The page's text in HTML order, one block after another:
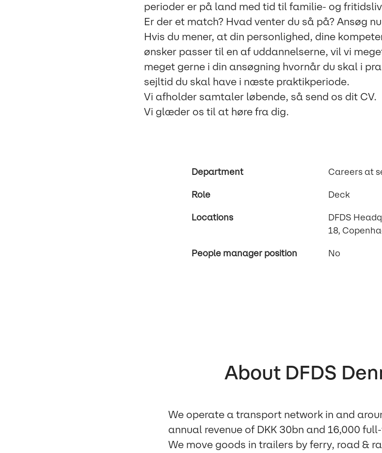
perioder er på land med tid til familie- og
Er der et match? Hvad venter du så på? Ansøg nu
Hvis du mener, at din personlighed, dine
ønsker passer til en af uddannelserne, vil vi
meget gerne i din ansøgning hvornår du skal i
sejltid du skal have i næste praktikperiode.
Vi afholder samtaler løbende, så send os dit CV.
Vi glæder os til at høre fra dig.
Department Careers at
Role Deck
Locations
DFDS
18,
People manager position No
About DFDS
We operate a transport network in and
annual revenue of DKK 30bn and 16,000
We move goods in trailers by ferry, road &